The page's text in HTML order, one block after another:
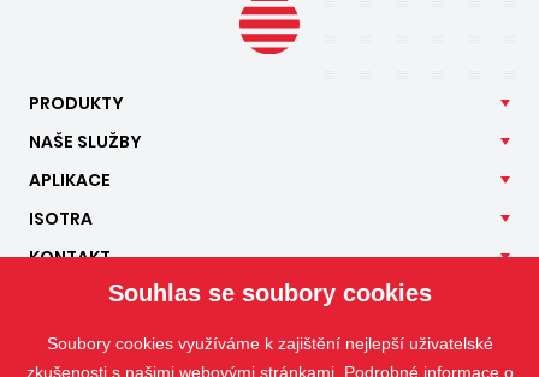
PRODUKTY
NAŠE SLUŽBY
APLIKACE
ISOTRA
KONTAKT
Souhlas se soubory cookies
Soubory cookies využíváme k zajištění nejlepší uživatelské
zkušenosti s našimi webovými stránkami. Podrobné informace o